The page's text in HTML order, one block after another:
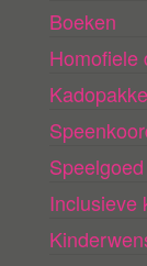
Boeken
Homofiele
Speelgoed
Inclusieve